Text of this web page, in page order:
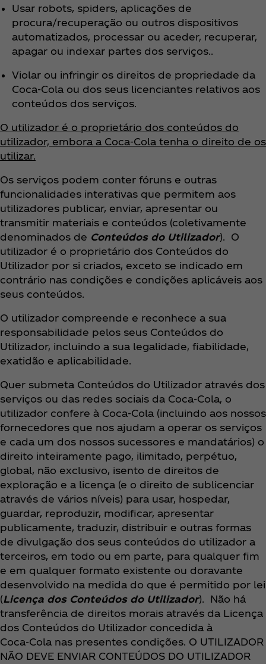
Usar robots, spiders, aplicações de
procura/recuperação ou outros dispositivos
automatizados, processar ou aceder, recuperar,
apagar ou indexar partes dos serviços..
Violar ou infringir os direitos de propriedade da
Coca‑Cola ou dos seus licenciantes relativos aos
conteúdos dos serviços.
O utilizador é o proprietário dos conteúdos do
utilizador, embora a Coca‑Cola tenha o direito de os
utilizar.
Os serviços podem conter fóruns e outras
funcionalidades interativas que permitem aos
utilizadores publicar, enviar, apresentar ou
transmitir materiais e conteúdos (coletivamente
denominados de Conteúdos do Utilizador). O
utilizador é o proprietário dos Conteúdos do
Utilizador por si criados, exceto se indicado em
contrário nas condições e condições aplicáveis aos
seus conteúdos.
O utilizador compreende e reconhece a sua
responsabilidade pelos seus Conteúdos do
Utilizador, incluindo a sua legalidade, fiabilidade,
exatidão e aplicabilidade.
Quer submeta Conteúdos do Utilizador através dos
serviços ou das redes sociais da Coca‑Cola, o
utilizador confere à Coca‑Cola (incluindo aos nossos
fornecedores que nos ajudam a operar os serviços
e cada um dos nossos sucessores e mandatários) o
direito inteiramente pago, ilimitado, perpétuo,
global, não exclusivo, isento de direitos de
exploração e a licença (e o direito de sublicenciar
através de vários níveis) para usar, hospedar,
guardar, reproduzir, modificar, apresentar
publicamente, traduzir, distribuir e outras formas
de divulgação dos seus conteúdos do utilizador a
terceiros, em todo ou em parte, para qualquer fim
e em qualquer formato existente ou doravante
desenvolvido na medida do que é permitido por lei
(Licença dos Conteúdos do Utilizador). Não há
transferência de direitos morais através da Licença
dos Conteúdos do Utilizador concedida à
Coca‑Cola nas presentes condições. O UTILIZADOR
NÃO DEVE ENVIAR CONTEÚDOS DO UTILIZADOR